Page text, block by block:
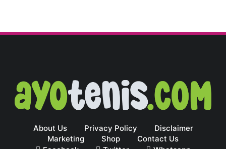
About Us Privacy Policy
Disclaimer
Marketing
Shop
Contact Us